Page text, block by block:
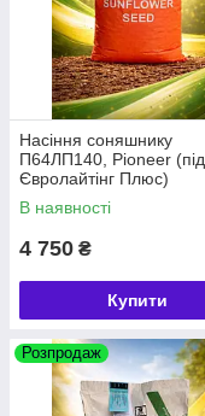
Насіння соняшнику
П64ЛП140, Pioneer (під
Євролайтінг Плюс)
В наявності
4 750 ₴
Купити
Розпродаж